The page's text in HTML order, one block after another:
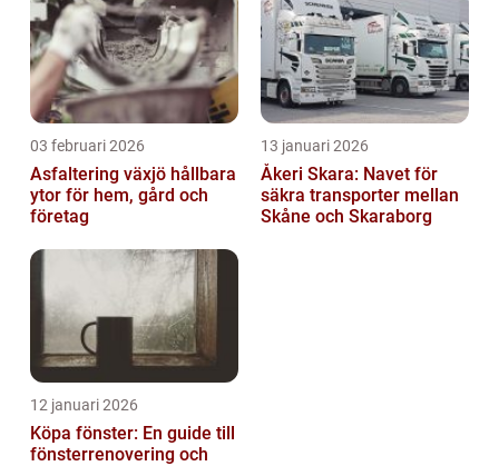
03 februari 2026
Asfaltering växjö hållbara
ytor för hem, gård och
företag
13 januari 2026
Åkeri Skara: Navet för
säkra transporter mellan
Skåne och Skaraborg
12 januari 2026
Köpa fönster: En guide till
fönsterrenovering och